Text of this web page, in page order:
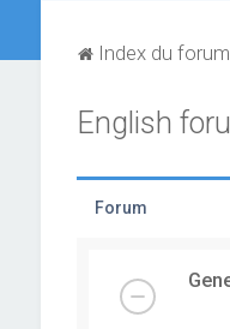
Index du forum
English
Forum